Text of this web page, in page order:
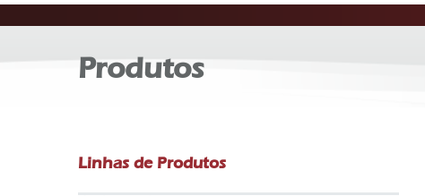
Produtos
Linhas de Produtos